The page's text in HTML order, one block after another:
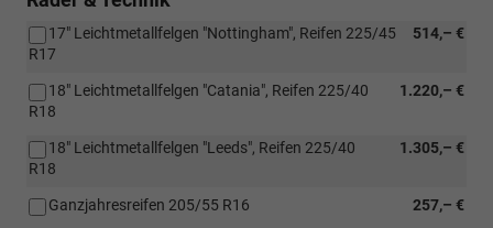
Angebotspaket
"Komfort")
514,– €
17" Leichtmetallfelgen "Nottingham", Reifen 225/45
R17
1.220,– €
18" Leichtmetallfelgen "Catania", Reifen 225/40
R18
1.305,– €
18" Leichtmetallfelgen "Leeds", Reifen 225/40
R18
257,– €
Ganzjahresreifen 205/55 R16